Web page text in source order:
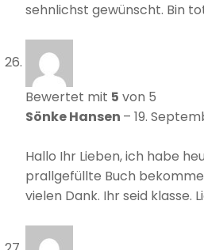
sehnlichst gewünscht. Bin
Bewertet mit 5 von 5
Sönke Hansen – 19.
Hallo Ihr Lieben, ich habe
prallgefüllte Buch
vielen Dank. Ihr seid klasse.